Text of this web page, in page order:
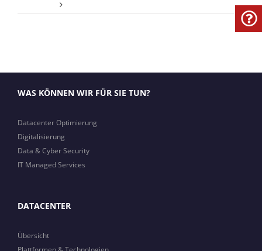
OceanStor
WAS KÖNNEN WIR FÜR SIE TUN?
Datacenter Optimierung
Digitalisierung
Data & Cyber Security
IT Managed Services
DATACENTER
Übersicht